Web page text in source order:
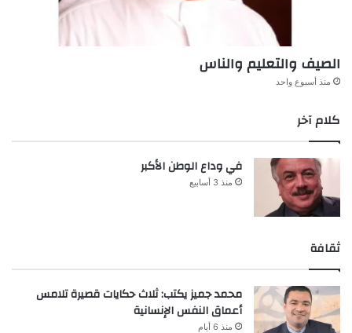
الصيف والتعليم والناس
منذ أسبوع واحد
كلام آخر
في وداع الوطن الأكبر
منذ 3 أسابيع
ثقافة
محمد جميز يكتب: ثلاث حكايات قصيرة تلامس
أعماق النفس الإنسانية
منذ 6 أيام